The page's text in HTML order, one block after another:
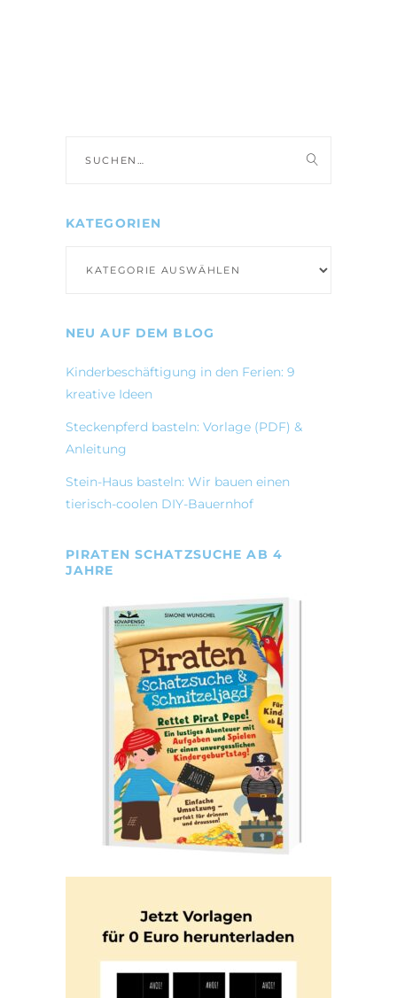
nach:
KATEGORIEN
NEU AUF DEM BLOG
Kinderbeschäftigung in den Ferien: 9
kreative Ideen
Steckenpferd basteln: Vorlage (PDF) &
Anleitung
Stein-Haus basteln: Wir bauen einen
tierisch-coolen DIY-Bauernhof
PIRATEN SCHATZSUCHE AB 4
JAHRE